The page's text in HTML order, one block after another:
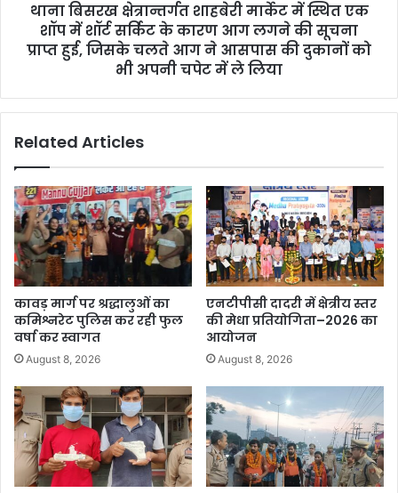
थाना बिसरख क्षेत्रान्तर्गत शाहबेरी मार्केट में स्थित एक
शॉप में शॉर्ट सर्किट के कारण आग लगने की सूचना
प्राप्त हुई, जिसके चलते आग ने आसपास की दुकानों को
भी अपनी चपेट में ले लिया
Related Articles
कावड़ मार्ग पर श्रद्धालुओं का
कमिश्नरेट पुलिस कर रही फुल
वर्षा कर स्वागत
August 8, 2026
एनटीपीसी दादरी में क्षेत्रीय स्तर
की मेधा प्रतियोगिता–2026 का
आयोजन
August 8, 2026